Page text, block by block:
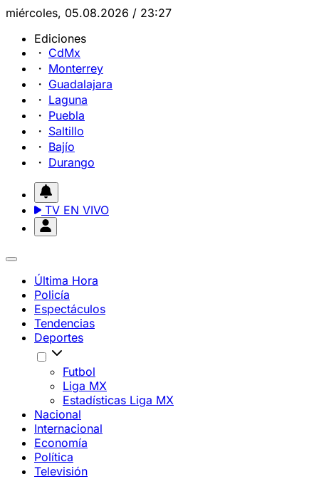
miércoles, 05.08.2026 / 23:27
Ediciones
CdMx
Monterrey
Guadalajara
Laguna
Puebla
Saltillo
Bajío
Durango
TV EN VIVO
Última Hora
Policía
Espectáculos
Tendencias
Deportes
Futbol
Liga MX
Estadísticas Liga MX
Nacional
Internacional
Economía
Política
Televisión